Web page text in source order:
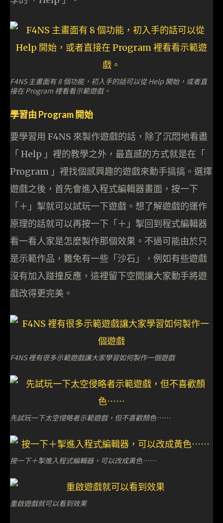
F4NS 主畫面有 8 個功能，初入手的話可以從 Help 開始，或者直
接在 Program 裡看看示範遊戲。
學習由 Program 開始
要學習用 F4NS 來製作遊戲的話，除了沉悶地看盡
「 Help 」裡的教學之外，最直感的方式就是在「
Program 」裡找個感興趣的遊戲來動手搞搞。選擇
遊戲之後，首先會進入程式編輯器畫面，按一下
「＋」掣就可以試玩一下遊戲。想了解遊戲的運作
原理的話就可以再按一下「＋」掣回到程式編輯器
看一看人家是怎麼製作那個效果。不過可能由於只
是示範作品，難免有一些「沙石」，例如有些遊戲
沒有加入踫撞反應，這裡留下空間讓大家動手將遊
戲改得更完美。
F4NS 裡有很多示範遊戲讓大家學習如何製作一個遊戲
先試玩一下太空侵略者示範遊戲，但不喜歡顏色⋯⋯
按一下＋掣進入程式編輯器，可以改成黃色⋯⋯
重啟遊戲就可以看到效果